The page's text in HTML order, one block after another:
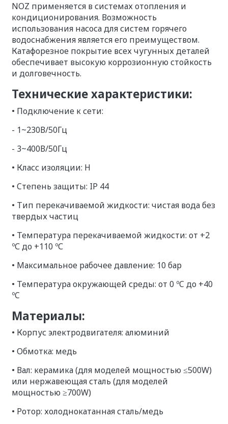
NOZ применяется в системах отопления и
кондиционирования. Возможность
использования насоса для систем горячего
водоснабжения является его преимуществом.
Катафорезное покрытие всех чугунных деталей
обеспечивает высокую коррозионную стойкость
и долговечность.
Технические характеристики:
• Подключение к сети:
- 1~230В/50Гц
- 3~400В/50Гц
• Класс изоляции: H
• Cтепень защиты: IP 44
• Тип перекачиваемой жидкости: чистая вода без
твердых частиц
• Температура перекачиваемой жидкости: от +2
ºС до +110 ºС
• Максимальное рабочее давление: 10 бар
• Температура окружающей среды: от 0 ºC до +40
ºC
Материалы:
• Корпус электродвигателя: алюминий
• Обмотка: медь
• Вал: керамика (для моделей мощностью ≤500W)
или нержавеющая сталь (для моделей
мощностью ≥700W)
• Ротор: холоднокатанная сталь/медь